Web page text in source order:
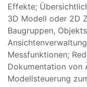
Effekte;
3D Modell oder 2D
Baugruppen,
Messfunktionen;
Dokumentation von
Modellsteuerung